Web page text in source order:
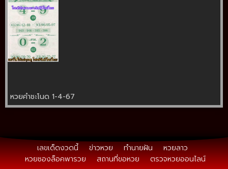
หวยคำชะโนด 1-4-67
เลขเด็ดงวดนี้ ข่าวหวย ทำนายฝัน
หวยลาว
หวยซองล็อคพารวย
สถานที่ขอหวย ตรวจหวยออนไลน์